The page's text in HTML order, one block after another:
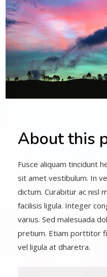
About this
Fusce aliquam tincidunt
sit amet vestibulum. In
dictum. Curabitur ac nisl
facilisis ligula. Integer
varius. Sed malesuada
pretium. Etiam porttitor
vel ligula at dharetra.